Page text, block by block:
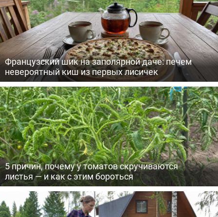
Французский шик на заполярной даче: печем
невероятный киш из первых лисичек
5 причин, почему у томатов скручиваются
листья — и как с этим бороться